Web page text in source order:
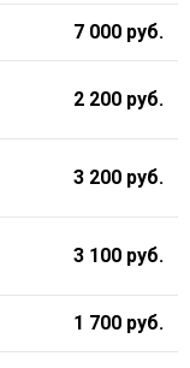
7 000 руб.
2 200 руб.
3 200 руб.
3 100 руб.
1 700 руб.